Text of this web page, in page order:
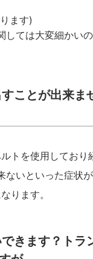
ます)
ては大変細かい
ことが出来ま
トを使用しており
ないといった症状
ります。
きます？トラ